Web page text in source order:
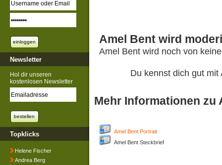
Newsletter
Hol dir unseren
kostenlosen Newsletter
Topklicks
Helene Fischer
Andrea Berg
Amel Bent wird
Amel Bent wird noch von
Du kennst dich gut
Mehr Informationen zu
Amel Bent Portrait
Amel Bent Steckbrief